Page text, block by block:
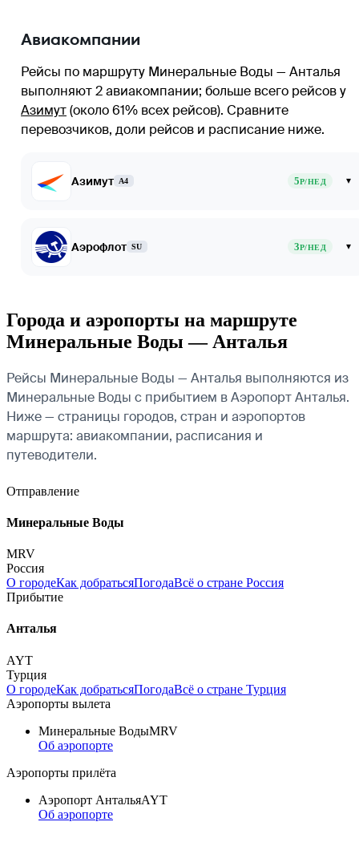
Авиакомпании
Рейсы по маршруту Минеральные Воды — Анталья
выполняют 2 авиакомпании; больше всего рейсов у
Азимут(около 61% всех рейсов). Сравните
перевозчиков, доли рейсов и расписание ниже.
Азимут A4 5Р/НЕД ▾
Аэрофлот SU 3Р/НЕД ▾
Города и аэропорты на маршруте
Минеральные Воды — Анталья
Рейсы Минеральные Воды — Анталья выполняются из
Минеральные Воды с прибытием в Аэропорт Анталья.
Ниже — страницы городов, стран и аэропортов
маршрута: авиакомпании, расписания и
путеводители.
Отправление
Минеральные Воды
MRV
Россия
О городеКак добратьсяПогодаВсё о стране Россия
Прибытие
Анталья
AYT
Турция
О городеКак добратьсяПогодаВсё о стране Турция
Аэропорты вылета
Минеральные ВодыMRV
Об аэропорте
Аэропорты прилёта
Аэропорт АнтальяAYT
Об аэропорте